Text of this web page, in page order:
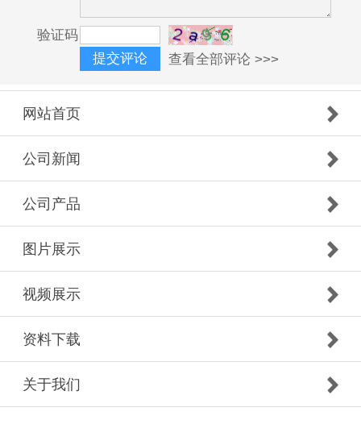
验证码
查看全部评论 >>>
网站首页
公司新闻
公司产品
图片展示
视频展示
资料下载
关于我们